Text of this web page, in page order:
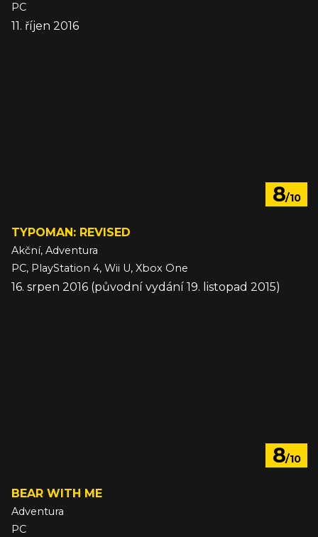
PC
11. říjen 2016
8/10
TYPOMAN: REVISED
Akční, Adventura
PC, PlayStation 4, Wii U, Xbox One
16. srpen 2016 (původní vydání 19. listopad 2015)
8/10
BEAR WITH ME
Adventura
PC